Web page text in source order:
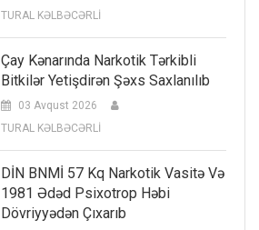
TURAL KƏLBƏCƏRLİ
Çay Kənarında Narkotik Tərkibli
Bitkilər Yetişdirən Şəxs Saxlanılıb
03 Avqust 2026
TURAL KƏLBƏCƏRLİ
DİN BNMİ 57 Kq Narkotik Vasitə Və
1981 Ədəd Psixotrop Həbi
Dövriyyədən Çıxarıb